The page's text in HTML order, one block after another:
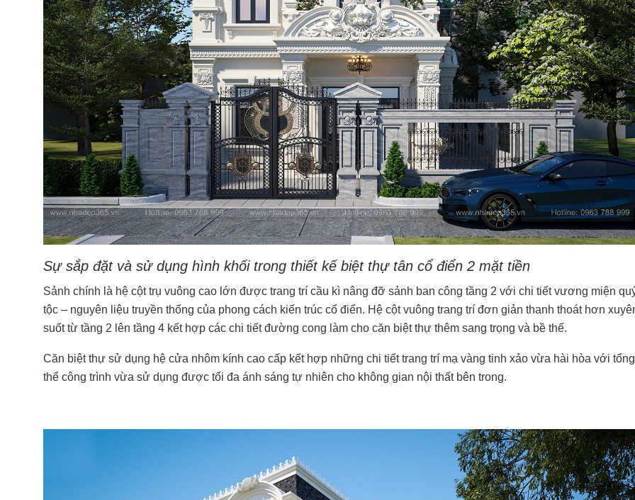
Sự sắp đặt và sử dụng hình khối trong thiết kế biệt thự tân cổ điển 2 mặt tiền
Sảnh chính là hệ cột trụ vuông cao lớn được trang trí cầu kì nâng đỡ sảnh ban công tầng 2 với chi tiết vương miện
tộc – nguyên liệu truyền thống của phong cách kiến trúc cổ điển. Hệ cột vuông trang trí đơn giản thanh thoát hơn
suốt từ tầng 2 lên tầng 4 kết hợp các chi tiết đường cong làm cho căn biệt thự thêm sang trọng và bề thế.
Căn biệt thự sử dụng hệ cửa nhôm kính cao cấp kết hợp những chi tiết trang trí mạ vàng tinh xảo vừa hài hòa với tổng
thể công trình vừa sử dụng được tối đa ánh sáng tự nhiên cho không gian nội thất bên trong.